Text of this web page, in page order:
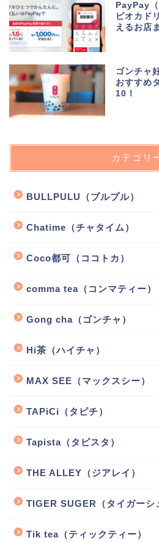
PayPay
ピオカド
えるお店
ゴンチャ
おすすめ
10！
カテゴリ
BULLPULU（ブルプル）
Chatime（チャタイム）
Coco都可（ココトカ）
comma tea（コンマティー）
Gong cha（ゴンチャ）
Hi茶（ハイチャ）
MAX SEE（マックスシー）
TAPiCi（タピチ）
Tapista（タピスタ）
THE ALLEY（ジアレイ）
TIGER SUGER（タイガーシ
Tik tea（ティックティー）